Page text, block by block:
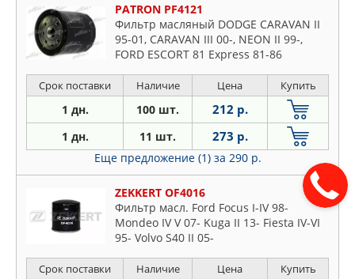
PATRON PF4121
Фильтр масляный DODGE CARAVAN II
95-01, CARAVAN III 00-, NEON II 99-,
FORD ESCORT 81 Express 81-86
Срок поставки Наличие Цена Купить
1 дн. 100 шт. 212 р.
1 дн. 11 шт. 273 р.
Еще предложение (1) за 290 р.
ZEKKERT OF4016
Фильтр масл. Ford Focus I-IV 98-
Mondeo IV V 07- Kuga II 13- Fiesta IV-VI
95- Volvo S40 II 05-
Срок поставки Наличие Цена Купить